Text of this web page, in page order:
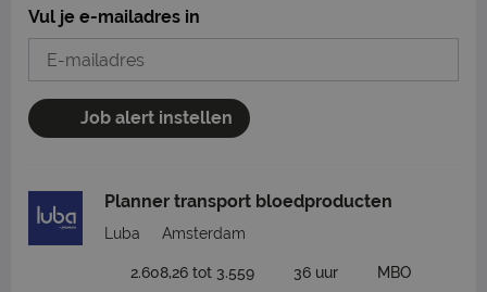
Vul je e-mailadres in
Job alert instellen
Planner transport bloedproducten
Luba Amsterdam
2.608,26 tot 3.559 36 uur
MBO